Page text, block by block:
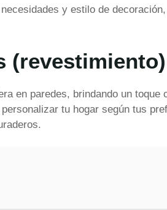
y estilo de
(revestimiento)
en paredes, brindando un toque
tu hogar según tus